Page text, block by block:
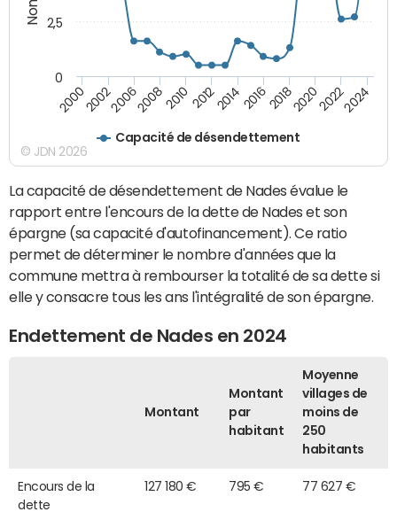
Capacité de désendettement
20002002200620082010 2012201420162018202020222024
0
2,5
© JDN 2026
La capacité de désendettement de Nades évalue le
rapport entre l'encours de la dette de Nades et son
épargne (sa capacité d'autofinancement). Ce ratio
permet de déterminer le nombre d'années que la
commune mettra à rembourser la totalité de sa dette si
elle y consacre tous les ans l'intégralité de son épargne.
Endettement de Nades en 2024
Montant
Montant
par
habitant
Moyenne
villages de
moins de
250
habitants
Encours de la
dette
127 180 € 795 € 77 627 €